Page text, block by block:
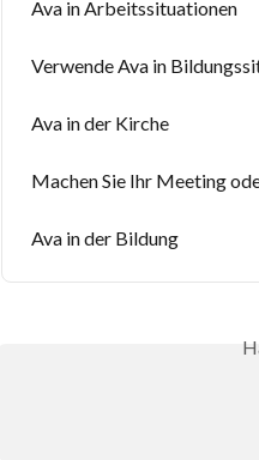
Ava in Arbeitssituationen
Verwende Ava in
Ava in der Kirche
Machen Sie Ihr Meeting
Ava in der Bildung